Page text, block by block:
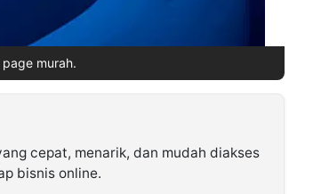
murah.
cepat, menarik, dan mudah diakses
bisnis online.